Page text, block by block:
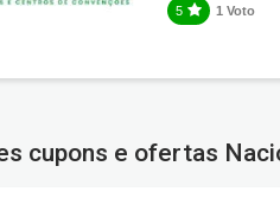
5 1 Voto
cupons e ofertas